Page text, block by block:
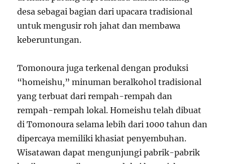
desa sebagai bagian dari upacara tradisional
untuk mengusir roh jahat dan membawa
keberuntungan.
Tomonoura juga terkenal dengan produksi
“homeishu,” minuman beralkohol tradisional
yang terbuat dari rempah-rempah dan
rempah-rempah lokal. Homeishu telah dibuat
di Tomonoura selama lebih dari 1000 tahun dan
dipercaya memiliki khasiat penyembuhan.
Wisatawan dapat mengunjungi pabrik-pabrik